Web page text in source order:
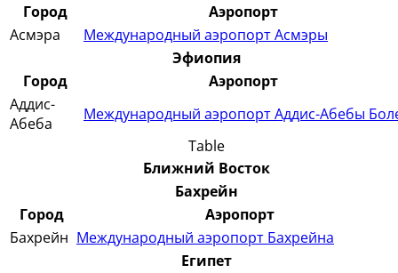
Город
Аэропорт
Асмэра
Международный аэропорт Асмэры
Эфиопия
Город
Аэропорт
Аддис-
Абеба
Международный аэропорт Аддис-Абебы
Table
Ближний Восток
Бахрейн
Город
Аэропорт
Бахрейн Международный аэропорт Бахрейна
Египет